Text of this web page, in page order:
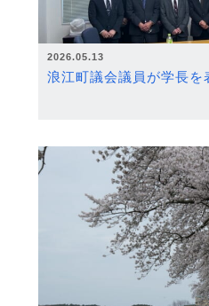
2026.05.13
浪江町議会議員が学長を